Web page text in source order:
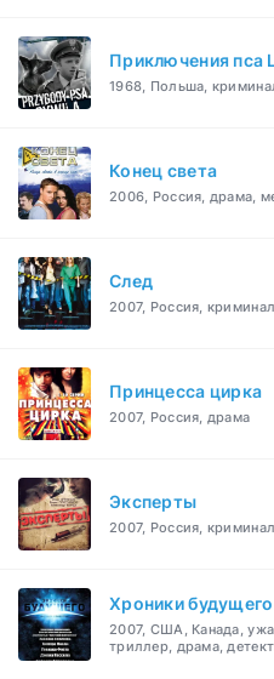
Приключения пса
1968, Польша,
Конец света
2006, Россия, драма,
След
2007, Россия,
Принцесса цирка
2007, Россия, драма
Эксперты
2007, Россия,
Хроники будущего
2007, США, Канада,
триллер, драма,